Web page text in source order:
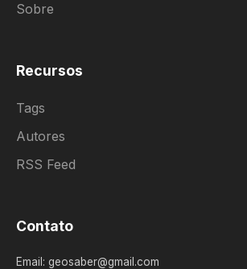
Sobre
Recursos
Tags
Autores
RSS Feed
Contato
Email: geosaber@gmail.com